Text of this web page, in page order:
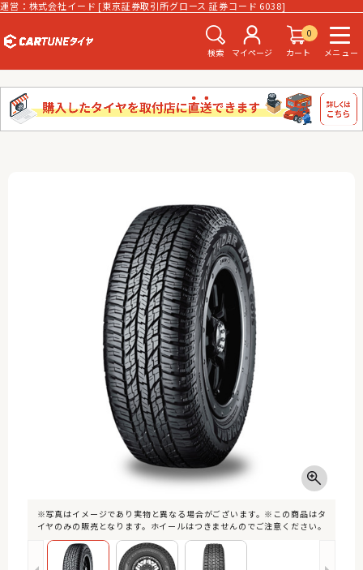
運営：株式会社イード [東京証券取引所グロース 証券コード 6038]
検索 マイページ
0
カート
メニュー
※写真はイメージであり実物と異なる場合がございます。※この商品はタ
イヤのみの販売となります。ホイールはつきませんのでご注意ください。